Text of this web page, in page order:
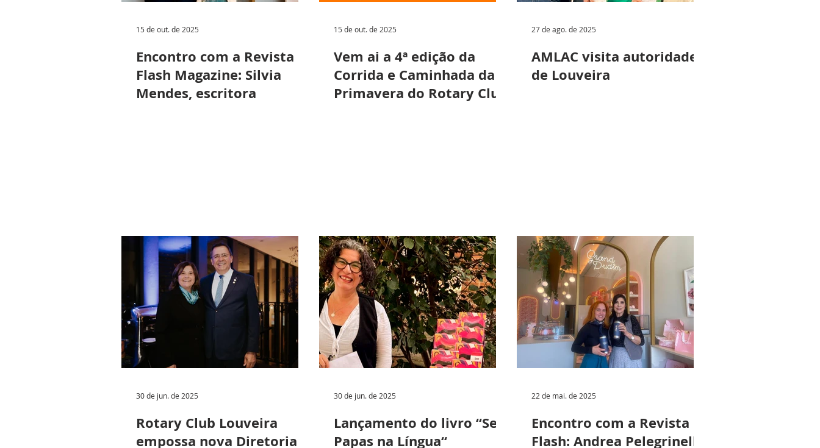
Encontro com a Revista
Flash Magazine: Silvia
Mendes, escritora
15 de out. de 2025
Vem ai a 4ª edição da
Corrida e Caminhada da
Primavera do Rotary Club
15 de out. de 2025
AMLAC visita autoridades
de Louveira
27 de ago. de 2025
Rotary Club Louveira
empossa nova Diretoria
30 de jun. de 2025
Lançamento do livro “Sem
Papas na Língua“
30 de jun. de 2025
Encontro com a Revista
Flash: Andrea Pelegrinelli,
22 de mai. de 2025